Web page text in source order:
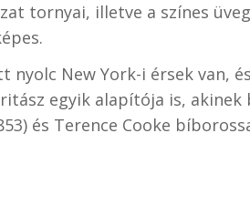
tornyai, illetve a színes
New York-i érsek van,
egyik alapítója is, akinek
és Terence Cooke